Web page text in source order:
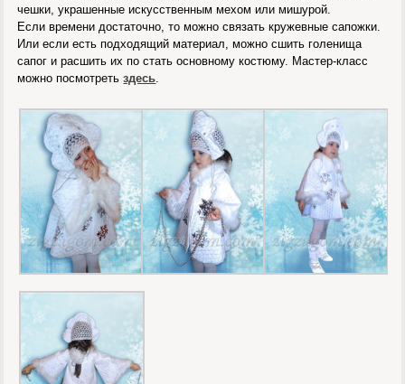
чешки, украшенные искусственным мехом или мишурой.
Если времени достаточно, то можно связать кружевные сапожки.
Или если есть подходящий материал, можно сшить голенища
сапог и расшить их по стать основному костюму. Мастер-класс
можно посмотретьздесь